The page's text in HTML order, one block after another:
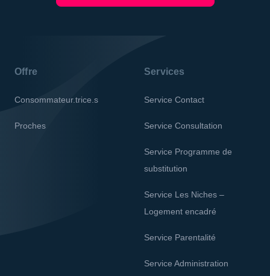
Offre
Consommateur.trice.s
Proches
Services
Service Contact
Service Consultation
Service Programme de
substitution
Service Les Niches –
Logement encadré
Service Parentalité
Service Administration